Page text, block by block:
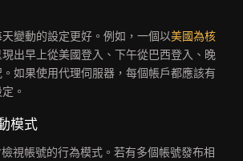
變動的設定更好。例如，一個以美國為核
出早上從美國登入、下午從巴西登入、晚
。如果使用代理伺服器，每個帳戶都應該有
。
模式
視帳號的行為模式。若有多個帳號發布相